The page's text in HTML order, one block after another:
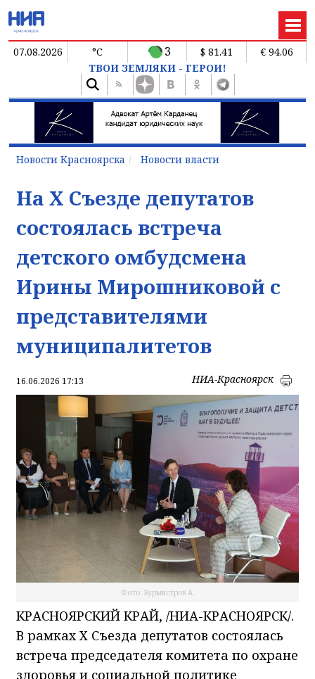
07.08.2026 °C 3 $ 81.41
€ 94.06
ТВОИ ЗЕМЛЯКИ - ГЕРОИ!
Новости Красноярска Новости власти
На Х Съезде депутатов
состоялась встреча
детского омбудсмена
Ирины Мирошниковой с
представителями
муниципалитетов
16.06.2026 17:13 НИА-Красноярск
Фото: Бурмистров А.
КРАСНОЯРСКИЙ КРАЙ, /НИА-КРАСНОЯРСК/.
В рамках Х Съезда депутатов состоялась
встреча председателя комитета по охране
здоровья и социальной политике